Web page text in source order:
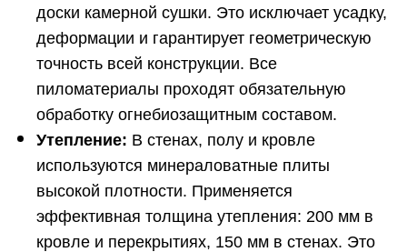
доски камерной сушки. Это исключает усадку,
деформации и гарантирует геометрическую
точность всей конструкции. Все
пиломатериалы проходят обязательную
обработку огнебиозащитным составом.
Утепление: В стенах, полу и кровле
используются минераловатные плиты
высокой плотности. Применяется
эффективная толщина утепления: 200 мм в
кровле и перекрытиях, 150 мм в стенах. Это